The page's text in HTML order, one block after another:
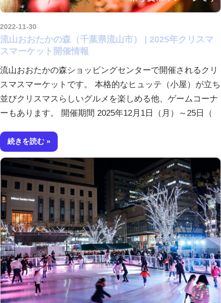
2022-11-30
流山おおたかの森（千葉県流山市） | 2025年クリスマ
スマーケット開催情報
流山おおたかの森ショッピングセンターで開催されるクリ
スマスマーケットです。 本格的なヒュッテ（小屋）が立ち
並びクリスマスらしいグルメを楽しめる他、ゲームコーナ
ーもあります。 開催期間 2025年12月1日（月）～25日（
続きを読む